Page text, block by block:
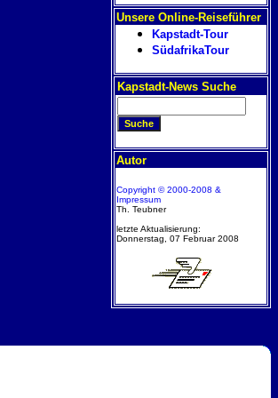
Unsere Online-Reiseführer
Kapstadt-Tour
SüdafrikaTour
Kapstadt-News Suche
Autor
Copyright © 2000-2008 &
Impressum
Th. Teubner
letzte Aktualisierung:
Donnerstag, 07 Februar 2008